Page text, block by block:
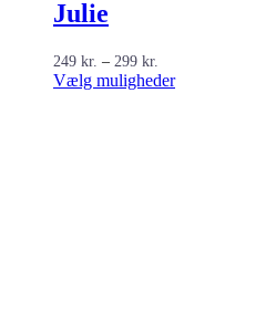
Julie
249 kr. – 299 kr.
249 kr.
til
Vælg mulighederDette